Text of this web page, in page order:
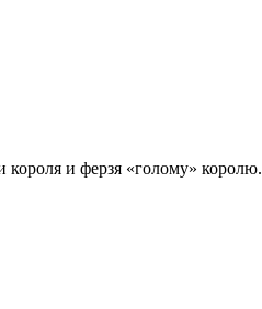
и ферзя «голому» королю.